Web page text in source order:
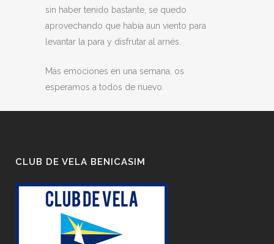
sin haber tenido bastante, se quedo
aprovechando que había aun viento para
levantar la para y disfrutar al arnés.
Más emociones en una semana, os
esperamos a todos de nuevo.
CLUB DE VELA BENICASIM